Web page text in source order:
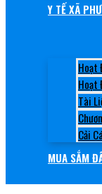
Y TẾ XÃ
Hoạt
Hoạt
Tài
Cải
MUA SẮM